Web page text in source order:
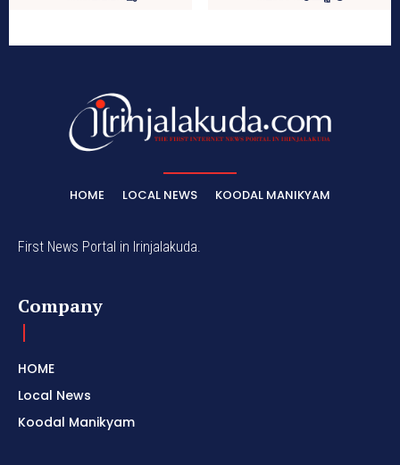
HOME LOCAL NEWS KOODAL MANIKYAM
First News Portal in Irinjalakuda.
Company
HOME
Local News
Koodal Manikyam